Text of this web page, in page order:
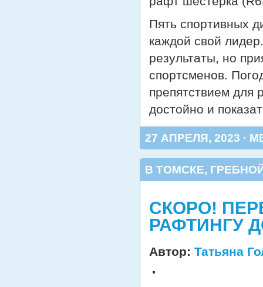
Пять спортивных
каждой свой
результаты, но
спортсменов.
препятствием для
достойно и
27 АПРЕЛЯ, 2023 ·
В ТОМСКЕ,
СКОРО!
РАФТИНГУ
Автор: Татьяна